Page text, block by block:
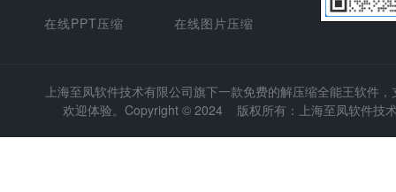
在线PPT压缩
在线图片压缩
上海至凤软件技术有限公司旗下一款免费的解压缩全能王软件
欢迎体验。Copyright © 2024 版权所有：上海至凤软件技